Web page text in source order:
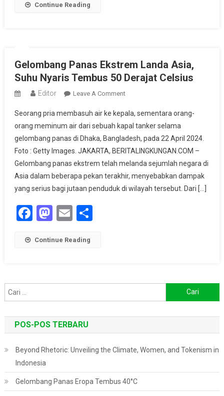
Continue Reading
Gelombang Panas Ekstrem Landa Asia,
Suhu Nyaris Tembus 50 Derajat Celsius
Editor Leave A CommentOn
Panas
Ekstrem
Landa
Asia,
Suhu
Nyaris
Tembus
Seorang pria membasuh air ke kepala, sementara orang-
orang meminum air dari sebuah kapal tanker selama
gelombang panas di Dhaka, Bangladesh, pada 22 April 2024.
Foto : Getty Images. JAKARTA, BERITALINGKUNGAN.COM –
Gelombang panas ekstrem telah melanda sejumlah negara di
Asia dalam beberapa pekan terakhir, menyebabkan dampak
yang serius bagi jutaan penduduk di wilayah tersebut. Dari […]
Facebook
Mastodon
EmailShare
Continue Reading
untuk:
POS-POS TERBARU
Beyond Rhetoric: Unveiling the Climate, Women, and Tokenism in
Indonesia
Gelombang Panas Eropa Tembus 40°C